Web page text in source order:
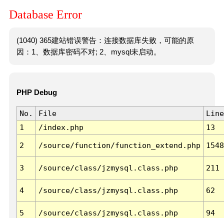
Database Error
(1040) 365建站错误警告：连接数据库失败，可能的原
因：1、数据库密码不对; 2、mysql未启动。
PHP Debug
No. File
Line
1
/index.php 13
2 /source/function/function_extend.php 1548
3 /source/class/jzmysql.class.php 211
4 /source/class/jzmysql.class.php 62
5 /source/class/jzmysql.class.php 94